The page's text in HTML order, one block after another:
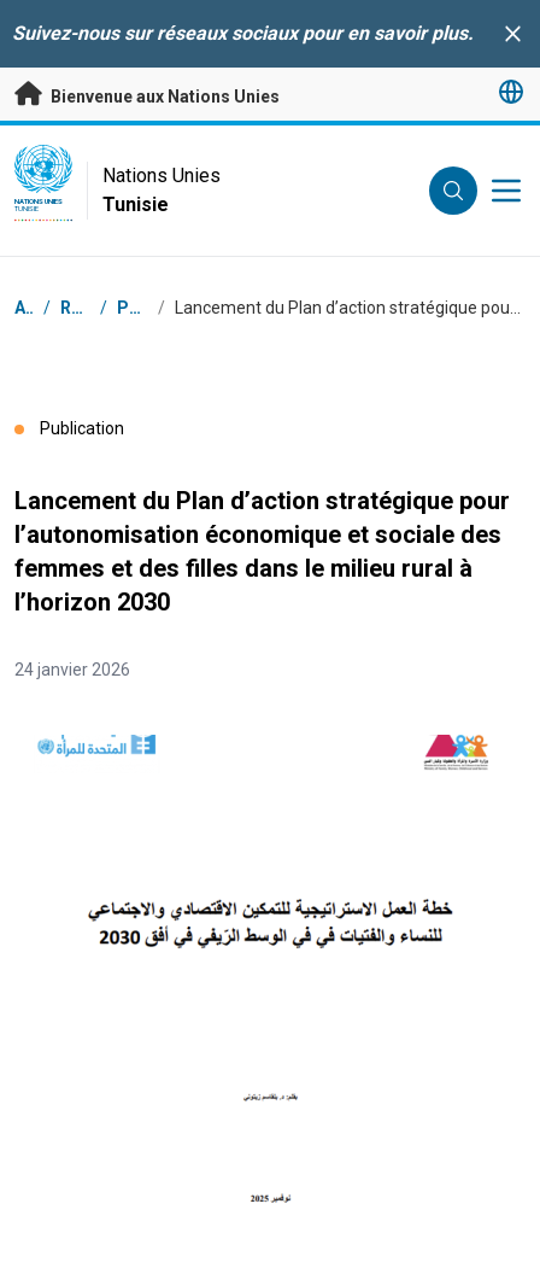
Suivez-nous sur réseaux sociaux pour en savoir plus.
Bienvenue aux Nations Unies
UN Logo
NATIONS UNIES
TUNISIE
Nations Unies
Tunisie
Fil d'Ariane
Accueil / Ressources / Publications /
Publication
Lancement du Plan d’action stratégique pour
l’autonomisation économique et sociale des
femmes et des filles dans le milieu rural à
l’horizon 2030
24 janvier 2026